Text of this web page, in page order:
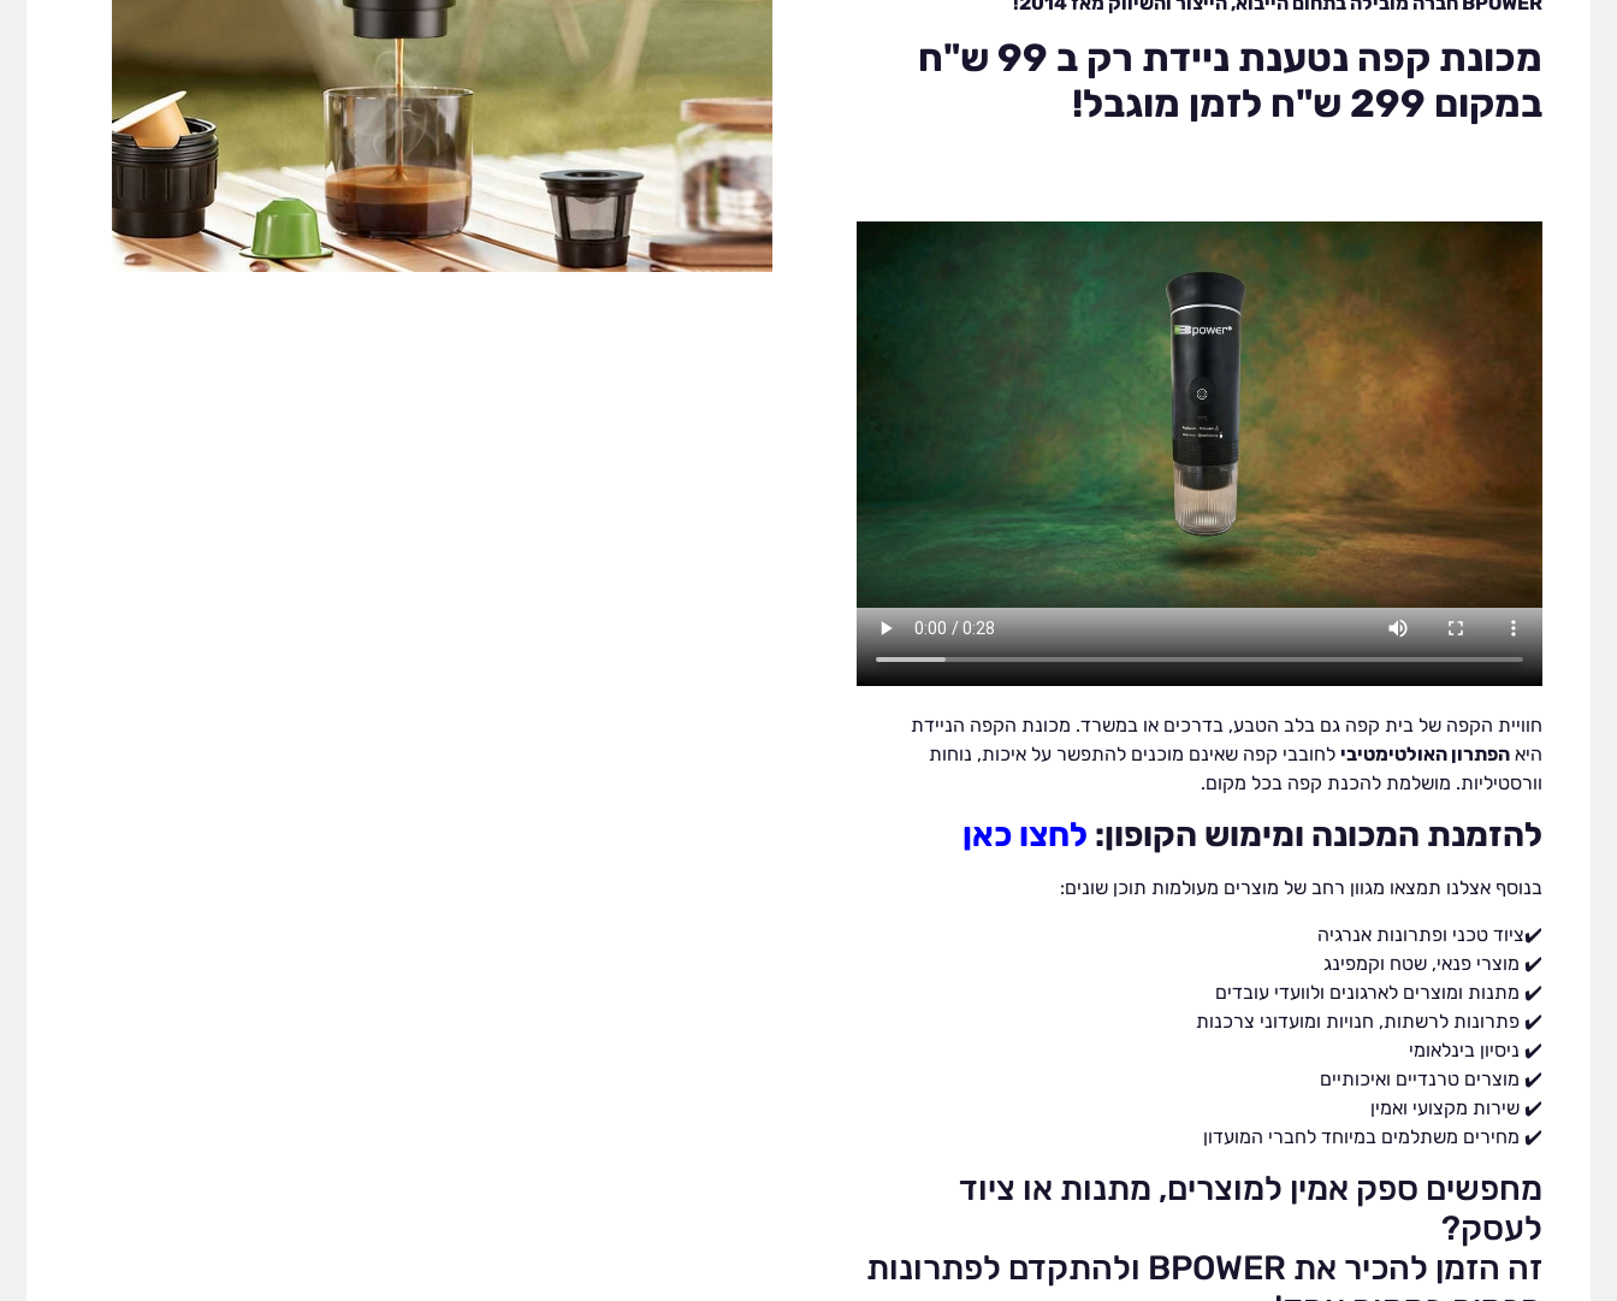
מכונת קפה נטענת ניידת רק ב 99 ש"ח
במקום 299 ש"ח לזמן מוגבל!
חוויית הקפה של בית קפה גם בלב הטבע, בדרכים או במשרד. מכונת הקפה הניידת
היא הפתרון האולטימטיבי לחובבי קפה שאינם מוכנים להתפשר על איכות, נוחות
וורסטיליות. מושלמת להכנת קפה בכל מקום.
להזמנת המכונה ומימוש הקופון: לחצו כאן
בנוסף אצלנו תמצאו מגוון רחב של מוצרים מעולמות תוכן שונים:
✔️ציוד טכני ופתרונות אנרגיה
✔️ מוצרי פנאי, שטח וקמפינג
✔️ מתנות ומוצרים לארגונים ולוועדי עובדים
✔️ פתרונות לרשתות, חנויות ומועדוני צרכנות
✔️ ניסיון בינלאומי
✔️ מוצרים טרנדיים ואיכותיים
✔️ שירות מקצועי ואמין
✔️ מחירים משתלמים במיוחד לחברי המועדון
מחפשים ספק אמין למוצרים, מתנות או ציוד
לעסק?
זה הזמן להכיר את BPOWER ולהתקדם לפתרונות